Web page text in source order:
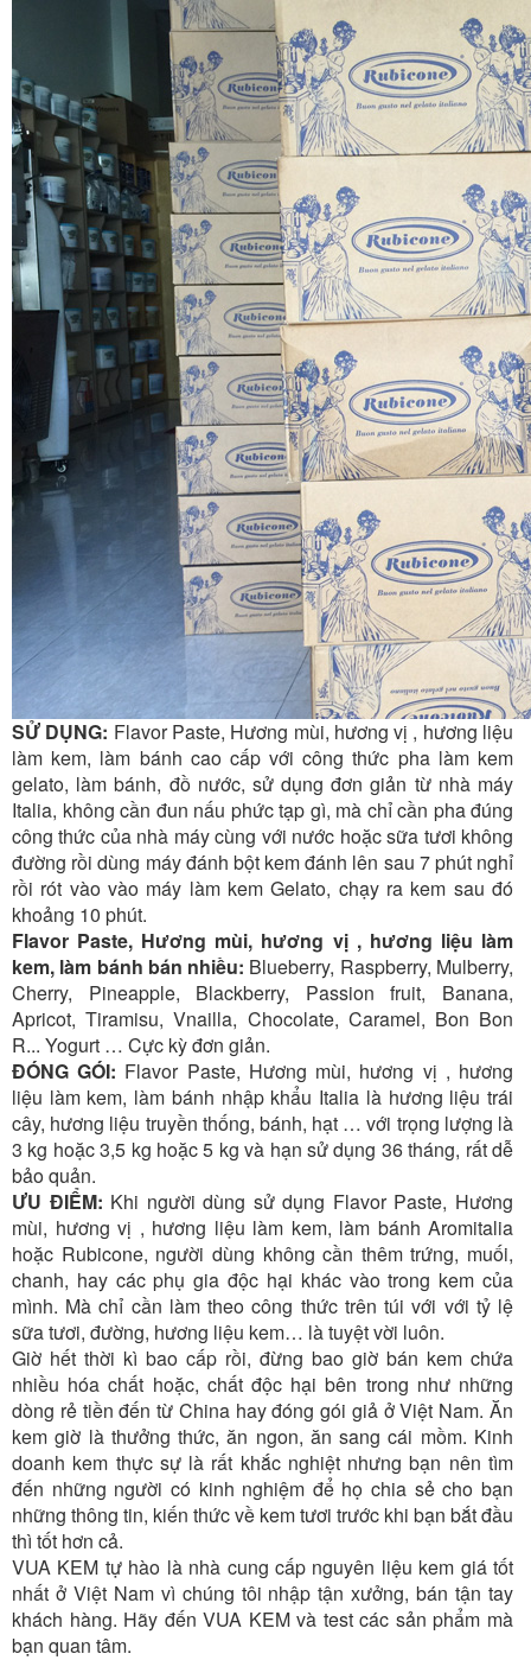
SỬ DỤNG: Flavor Paste, Hương mùi, hương vị , hương liệu
làm kem, làm bánh cao cấp với công thức pha làm kem
gelato, làm bánh, đồ nước, sử dụng đơn giản từ nhà máy
Italia, không cần đun nấu phức tạp gì, mà chỉ cần pha đúng
công thức của nhà máy cùng với nước hoặc sữa tươi không
đường rồi dùng máy đánh bột kem đánh lên sau 7 phút nghỉ
rồi rót vào vào máy làm kem Gelato, chạy ra kem sau đó
khoảng 10 phút.
Flavor Paste, Hương mùi, hương vị , hương liệu làm
kem, làm bánh bán nhiều: Blueberry, Raspberry, Mulberry,
Cherry, Pineapple, Blackberry, Passion fruit, Banana,
Apricot, Tiramisu, Vnailla, Chocolate, Caramel, Bon Bon
R... Yogurt … Cực kỳ đơn giản.
ĐÓNG GÓI: Flavor Paste, Hương mùi, hương vị , hương
liệu làm kem, làm bánh nhập khẩu Italia là hương liệu trái
cây, hương liệu truyền thống, bánh, hạt … với trọng lượng là
3 kg hoặc 3,5 kg hoặc 5 kg và hạn sử dụng 36 tháng, rất dễ
bảo quản.
ƯU ĐIỂM: Khi người dùng sử dụng Flavor Paste, Hương
mùi, hương vị , hương liệu làm kem, làm bánh Aromitalia
hoặc Rubicone, người dùng không cần thêm trứng, muối,
chanh, hay các phụ gia độc hại khác vào trong kem của
mình. Mà chỉ cần làm theo công thức trên túi với với tỷ lệ
sữa tươi, đường, hương liệu kem… là tuyệt vời luôn.
Giờ hết thời kì bao cấp rồi, đừng bao giờ bán kem chứa
nhiều hóa chất hoặc, chất độc hại bên trong như những
dòng rẻ tiền đến từ China hay đóng gói giả ở Việt Nam. Ăn
kem giờ là thưởng thức, ăn ngon, ăn sang cái mồm. Kinh
doanh kem thực sự là rất khắc nghiệt nhưng bạn nên tìm
đến những người có kinh nghiệm để họ chia sẻ cho bạn
những thông tin, kiến thức về kem tươi trước khi bạn bắt đầu
thì tốt hơn cả.
VUA KEM tự hào là nhà cung cấp nguyên liệu kem giá tốt
nhất ở Việt Nam vì chúng tôi nhập tận xưởng, bán tận tay
khách hàng. Hãy đến VUA KEM và test các sản phẩm mà
bạn quan tâm.